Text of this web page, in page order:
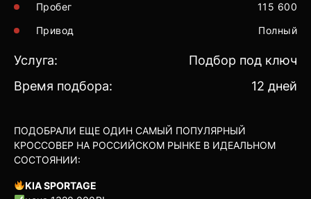
Пробег
115 600
Привод
Полный
Услуга:
Подбор под ключ
Время подбора:
12 дней
ПОДОБРАЛИ ЕЩЕ ОДИН САМЫЙ ПОПУЛЯРНЫЙ
КРОССОВЕР НА РОССИЙСКОМ РЫНКЕ В ИДЕАЛЬНОМ
СОСТОЯНИИ:
KIA SPORTAGE